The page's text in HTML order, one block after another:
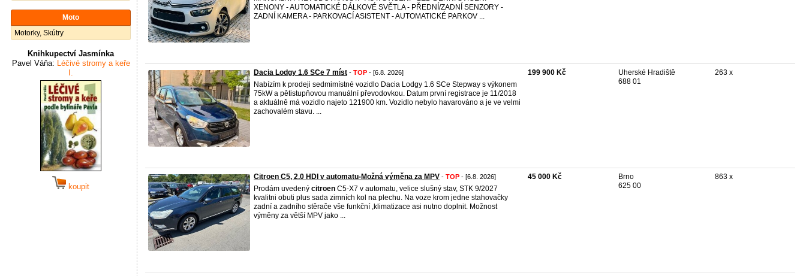
Moto
Motorky, Skútry
Knihkupectví Jasmínka
Pavel Váňa: Léčivé stromy a keře
I.
koupit
XENONY - AUTOMATICKÉ DÁLKOVÉ SVĚTLA - PŘEDNÍ/ZADNÍ SENZORY -
ZADNÍ KAMERA - PARKOVACÍ ASISTENT - AUTOMATICKÉ PARKOV ...
Dacia Lodgy 1.6 SCe 7 míst - TOP - [6.8. 2026]
Nabízím k prodeji sedmimístné vozidlo Dacia Lodgy 1.6 SCe Stepway s výkonem
75kW a pětistupňovou manuální převodovkou. Datum první registrace je 11/2018
a aktuálně má vozidlo najeto 121900 km. Vozidlo nebylo havarováno a je ve velmi
zachovalém stavu. ...
199 900 Kč
Uherské Hradiště
688 01
263 x
Citroen C5, 2.0 HDI v automatu-Možná výměna za MPV - TOP - [6.8. 2026]
Prodám uvedený citroen C5-X7 v automatu, velice slušný stav, STK 9/2027
kvalitni obuti plus sada zimních kol na plechu. Na voze krom jedne stahovačky
zadní a zadního stěrače vše funkční ,klimatizace asi nutno doplnit. Možnost
výměny za větší MPV jako ...
45 000 Kč
Brno
625 00
863 x